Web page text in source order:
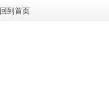
回到首页